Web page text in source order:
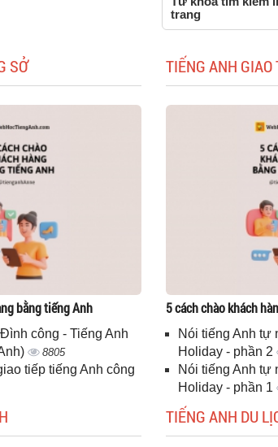
trang
SỞ
bằng tiếng Anh
công - Tiếng Anh
8805
tiếp tiếng Anh công
TIẾNG ANH GIAO
5 cách chào khách
Nói tiếng Anh tự
Holiday - phần 2
Nói tiếng Anh tự
Holiday - phần 1
TIẾNG ANH DU